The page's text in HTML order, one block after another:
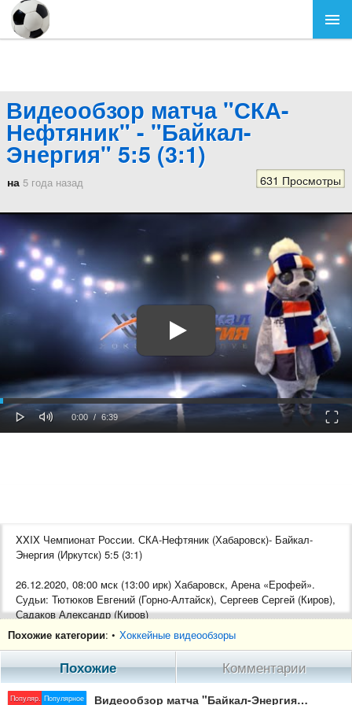
Видеообзор матча "СКА-
Нефтяник" - "Байкал-
Энергия" 5:5 (3:1)
на 5 года назад 631 Просмотры
Play Mute
Current
0:00 / Duration
6:39
XXIX Чемпионат России. СКА-Нефтяник (Хабаровск)- Байкал-
Энергия (Иркутск) 5:5 (3:1)
26.12.2020, 08:00 мск (13:00 ирк) Хабаровск, Арена «Ерофей».
Судьи: Тютюков Евгений (Горно-Алтайск), Сергеев Сергей (Киров),
Садаков Александр (Киров)
«СКА-Нефтяник»: Рысев Денис - Викулин Юрий, Грановский
Шардаков Юрий, Рязанов Максим, Сидоров Дмитрий, Мяяття
Туомас, Бондаренко Артём. Запасные игроки: Сокольников
Похожие категории: • Хоккейные видеообзоры
Похожие Комментарии
Популяр. Популярное Видеообзор матча "Байкал-Энергия" - "СКА-Нефтяник"